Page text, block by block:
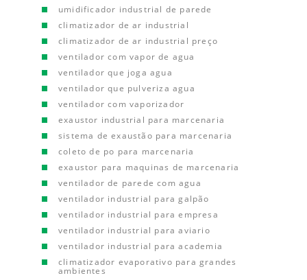
umidificador industrial de parede
climatizador de ar industrial
climatizador de ar industrial preço
ventilador com vapor de agua
ventilador que joga agua
ventilador que pulveriza agua
ventilador com vaporizador
exaustor industrial para marcenaria
sistema de exaustão para marcenaria
coleto de po para marcenaria
exaustor para maquinas de marcenaria
ventilador de parede com agua
ventilador industrial para galpão
ventilador industrial para empresa
ventilador industrial para aviario
ventilador industrial para academia
climatizador evaporativo para grandes
ambientes